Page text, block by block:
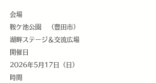
会場
鞍ケ池公園 （豊田市）
湖畔ステージ＆交流広場
開催日
2026年5月17日（日）
時間